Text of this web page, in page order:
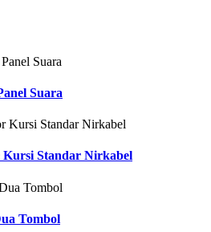
Suara
Kursi Standar Nirkabel
Tombol